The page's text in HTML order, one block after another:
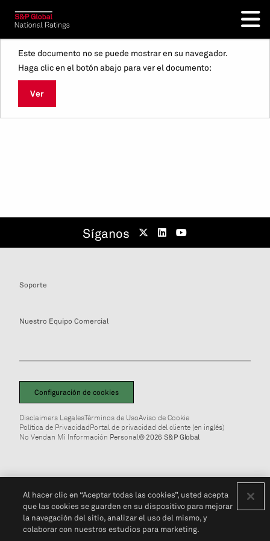
Este documento no se puede mostrar en su navegador.
Haga clic en el botón abajo para ver el documento:
Ver
Síganos
Soporte
Nuestro Equipo Comercial
Configuración de cookies
Disclaimers LegalesTérminos de UsoAviso de Cookie
Política de PrivacidadPortal de privacidad del cliente (en inglés)
No Vendan Mi Información Personal© 2026 S&P Global
Al hacer clic en “Aceptar todas las cookies”, usted acepta
que las cookies se guarden en su dispositivo para mejorar
la navegación del sitio, analizar el uso del mismo, y
colaborar con nuestros estudios para marketing.